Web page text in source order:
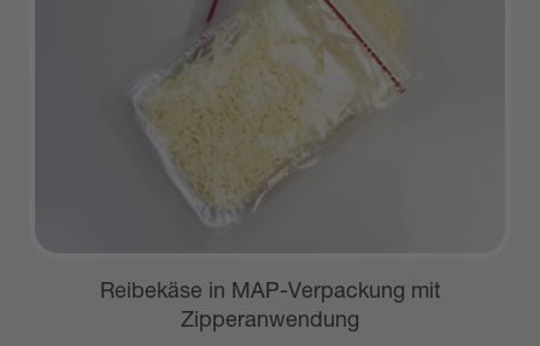
Reibekäse in MAP-Verpackung mit
Zipperanwendung